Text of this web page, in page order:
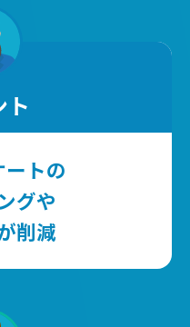
ト
トの
グや
削減